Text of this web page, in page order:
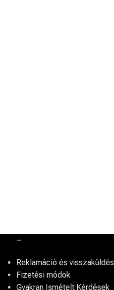
–
Reklamáció és visszaküldés
Fizetési módok
Gyakran Ismételt Kérdések